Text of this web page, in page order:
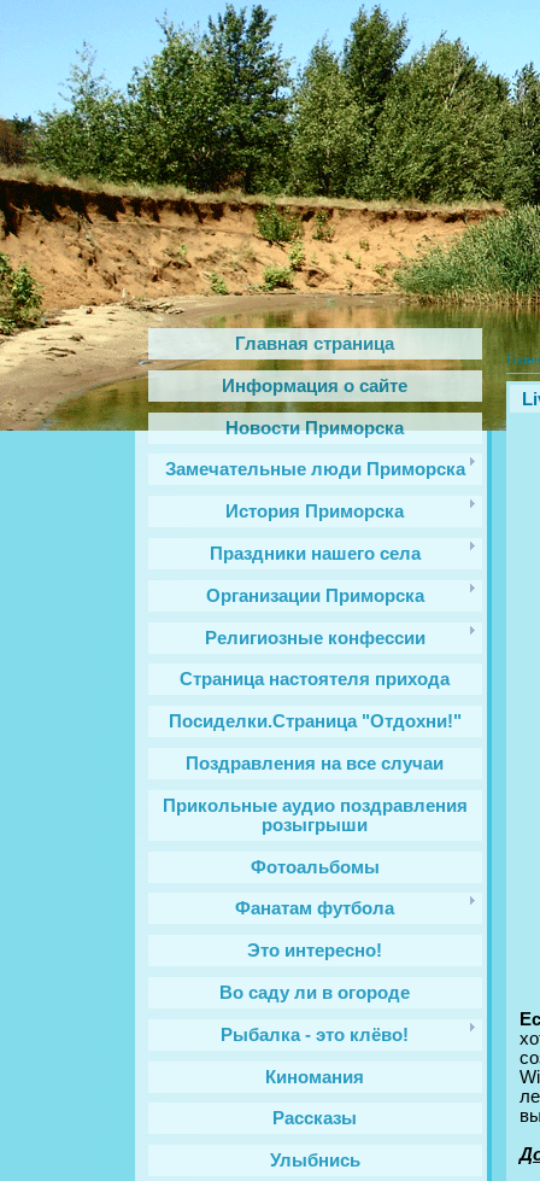
Главная страница
Информация о сайте
Новости Приморска
Замечательные люди Приморска
История Приморска
Праздники нашего села
Организации Приморска
Религиозные конфессии
Cтраница настоятеля прихода
Посиделки.Страница "Отдохни!"
Поздравления на все случаи
Прикольные аудио поздравления
розыгрыши
Фотоальбомы
Фанатам футбола
Это интересно!
Во саду ли в огороде
Рыбалка - это клёво!
Киномания
Рассказы
Улыбнись